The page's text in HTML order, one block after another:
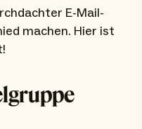
E-Mail-
machen. Hier ist